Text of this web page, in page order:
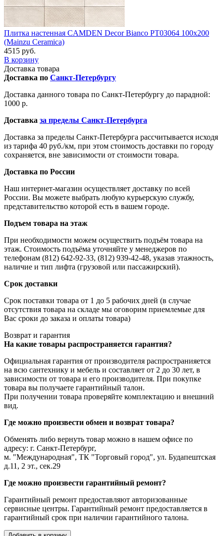
Плитка настенная CAMDEN Decor Bianco PT03064 100x200
(Mainzu Ceramica)
4515 руб.
В корзину
Доставка товара
Доставка по Санкт-Петербургу
Доставка данного товара по Санкт-Петербургу до парадной:
1000 р.
Доставка за пределы Санкт-Петербурга
Доставка за пределы Санкт-Петербурга рассчитывается исходя
из тарифа 40 руб./км, при этом стоимость доставки по городу
сохраняется, вне зависимости от стоимости товара.
Доставка по России
Наш интернет-магазин осуществляет доставку по всей
России. Вы можете выбрать любую курьерскую службу,
представительство которой есть в вашем городе.
Подъем товара на этаж
При необходимости можем осуществить подъём товара на
этаж. Стоимость подъёма уточняйте у менеджеров по
телефонам (812) 642-92-33, (812) 939-42-48, указав этажность,
наличие и тип лифта (грузовой или пассажирский).
Срок доставки
Срок поставки товара от 1 до 5 рабочих дней (в случае
отсутствия товара на складе мы оговорим приемлемые для
Вас сроки до заказа и оплаты товара)
Возврат и гарантия
На какие товары распространяется гарантия?
Официальная гарантия от производителя распространияется
на всю сантехнику и мебель и составляет от 2 до 30 лет, в
зависимости от товара и его производителя. При покупке
товара вы получаете гарантийный талон.
При получении товара проверяйте комплектацию и внешний
вид.
Где можно произвести обмен и возврат товара?
Обменять либо вернуть товар можно в нашем офисе по
адресу: г. Санкт-Петербург,
м. "Международная", ТК "Торговый город", ул. Будапештская
д.11, 2 эт., сек.29
Где можно произвести гарантийный ремонт?
Гарантийный ремонт предоставляют авторизованные
сервисные центры. Гарантийный ремонт предоставляется в
гарантийный срок при наличии гарантийного талона.